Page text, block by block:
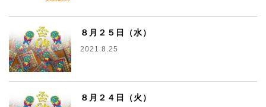
８月２５日（水）
2021.8.25
８月２４日（火）